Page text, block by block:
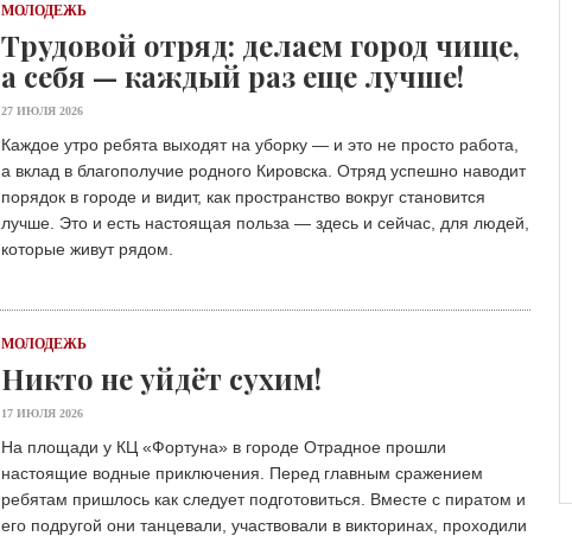
МОЛОДЕЖЬ
Трудовой отряд: делаем город чище,
а себя — каждый раз еще лучше!
27 ИЮЛЯ 2026
Каждое утро ребята выходят на уборку — и это не просто работа,
а вклад в благополучие родного Кировска. Отряд успешно наводит
порядок в городе и видит, как пространство вокруг становится
лучше. Это и есть настоящая польза — здесь и сейчас, для людей,
которые живут рядом.
МОЛОДЕЖЬ
Никто не уйдёт сухим!
17 ИЮЛЯ 2026
На площади у КЦ «Фортуна» в городе Отрадное прошли
настоящие водные приключения. Перед главным сражением
ребятам пришлось как следует подготовиться. Вместе с пиратом и
его подругой они танцевали, участвовали в викторинах, проходили